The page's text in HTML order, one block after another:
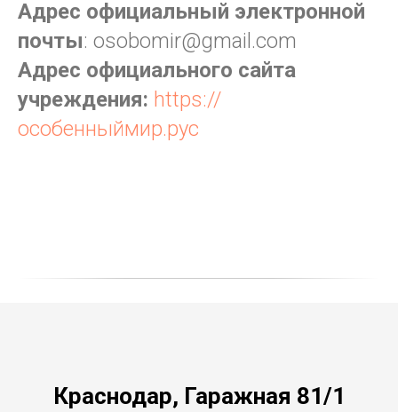
Адрес официальный электронной
почты: osobomir@gmail.com
Адрес официального сайта
учреждения: https://
особенныймир.рус
Краснодар, Гаражная 81/1